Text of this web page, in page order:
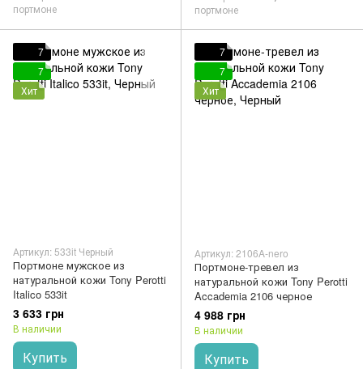
портмоне
портмоне
7
7
Хит
Артикул: 533it Черный
Портмоне мужское из
натуральной кожи Tony Perotti
Italico 533it
3 633 грн
В наличии
Купить
7
7
Хит
Артикул: 2106A-nero
Портмоне-тревел из
натуральной кожи Tony Perotti
Accademia 2106 черное
4 988 грн
В наличии
Купить